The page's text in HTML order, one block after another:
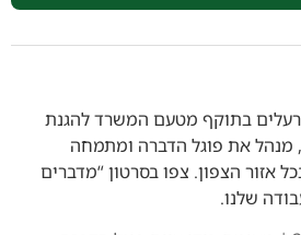
בתוקף מטעם המשרד להגנת
הסביבה, מס׳ היתר 2292, מנהל את פוגל הדברה ומתמחה
אזור הצפון. צפו בסרטון “מדברים
שלנו.